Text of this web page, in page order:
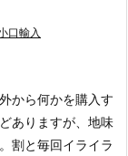
口輸入
から何かを購入す
ありますが、地味
割と毎回イライラ